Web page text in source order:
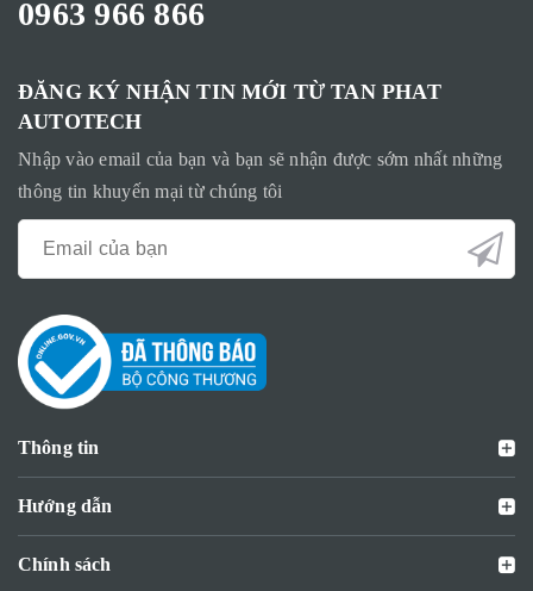
0963 966 866
ĐĂNG KÝ NHẬN TIN MỚI TỪ TAN PHAT
AUTOTECH
Nhập vào email của bạn và bạn sẽ nhận được sớm nhất những
thông tin khuyến mại từ chúng tôi
Thông tin
Hướng dẫn
Chính sách